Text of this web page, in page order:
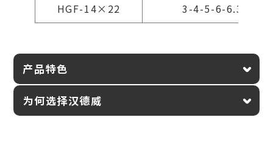
HGF-14×22 3-4-5-6-6.35-7-8
产品特色
为何选择汉德威